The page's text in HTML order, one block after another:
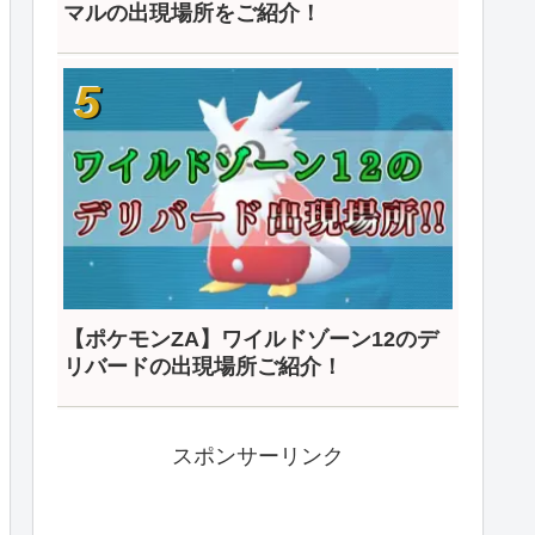
マルの出現場所をご紹介！
【ポケモンZA】ワイルドゾーン12のデ
リバードの出現場所ご紹介！
スポンサーリンク